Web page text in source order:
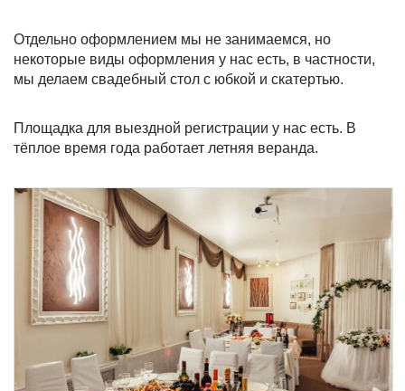
Отдельно оформлением мы не занимаемся, но
некоторые виды оформления у нас есть, в частности,
мы делаем свадебный стол с юбкой и скатертью.
Площадка для выездной регистрации у нас есть. В
тёплое время года работает летняя веранда.